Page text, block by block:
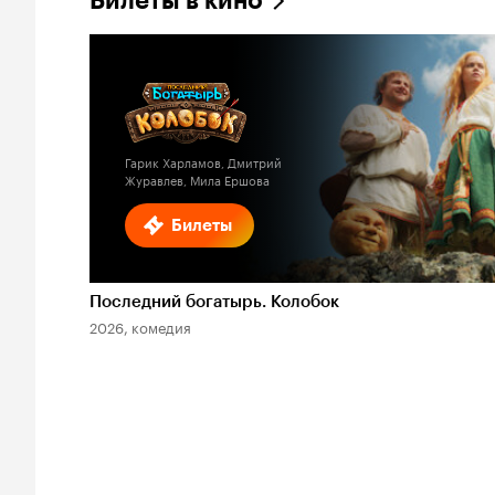
Билеты
Гарик Харламов, Дмитрий
Журавлев, Мила Ершова
Последний богатырь. Колобок
2026, комедия